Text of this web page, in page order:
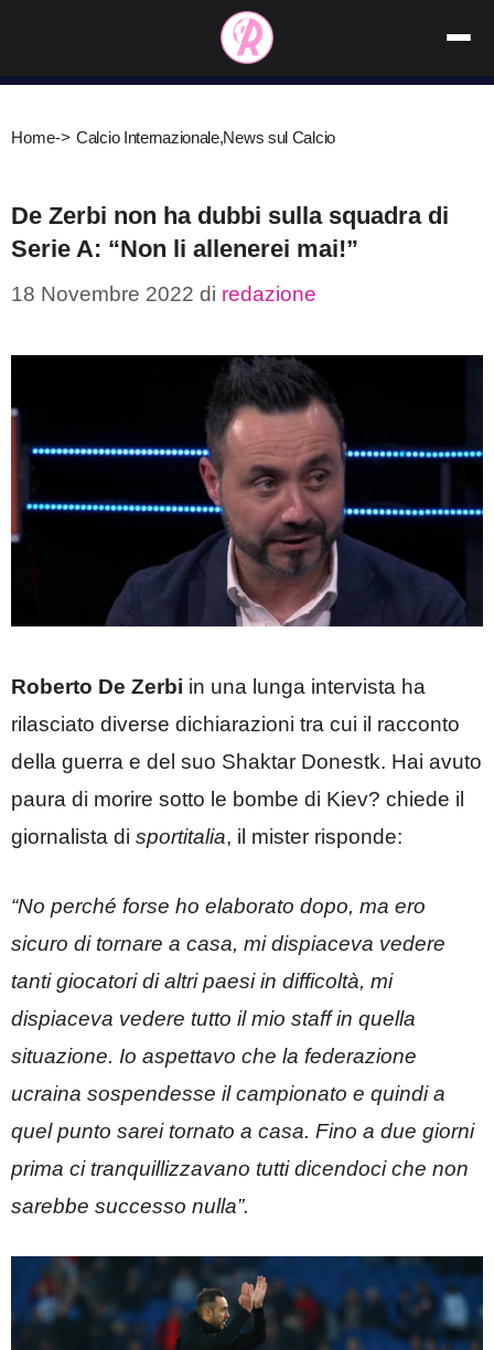
contenuto
Home-> Calcio Internazionale,News sul Calcio
De Zerbi non ha dubbi sulla squadra di
Serie A: “Non li allenerei mai!”
18 Novembre 2022 di redazione
Roberto De Zerbi in una lunga intervista ha
rilasciato diverse dichiarazioni tra cui il racconto
della guerra e del suo Shaktar Donestk. Hai avuto
paura di morire sotto le bombe di Kiev? chiede il
giornalista di sportitalia, il mister risponde:
“No perché forse ho elaborato dopo, ma ero
sicuro di tornare a casa, mi dispiaceva vedere
tanti giocatori di altri paesi in difficoltà, mi
dispiaceva vedere tutto il mio staff in quella
situazione. Io aspettavo che la federazione
ucraina sospendesse il campionato e quindi a
quel punto sarei tornato a casa. Fino a due giorni
prima ci tranquillizzavano tutti dicendoci che non
sarebbe successo nulla”.